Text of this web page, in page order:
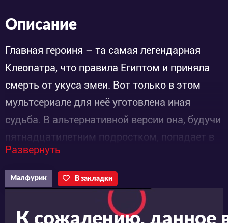
Описание
Главная героиня – та самая легендарная
Клеопатра, что правила Египтом и приняла
смерть от укуса змеи. Вот только в этом
мультсериале для неё уготовлена иная
судьба. В альтернативной версии она, будучи
пятнадцатилетним подростком, попадает в
будущее. Межвременной портал перенёс
главную героиню на 30 тысяч лет вперёд и
девушка очутилась на странной планете,
которая по условиям очень похожа на Египет.
Развернуть
Малфурик В закладки
К сожалению, данное